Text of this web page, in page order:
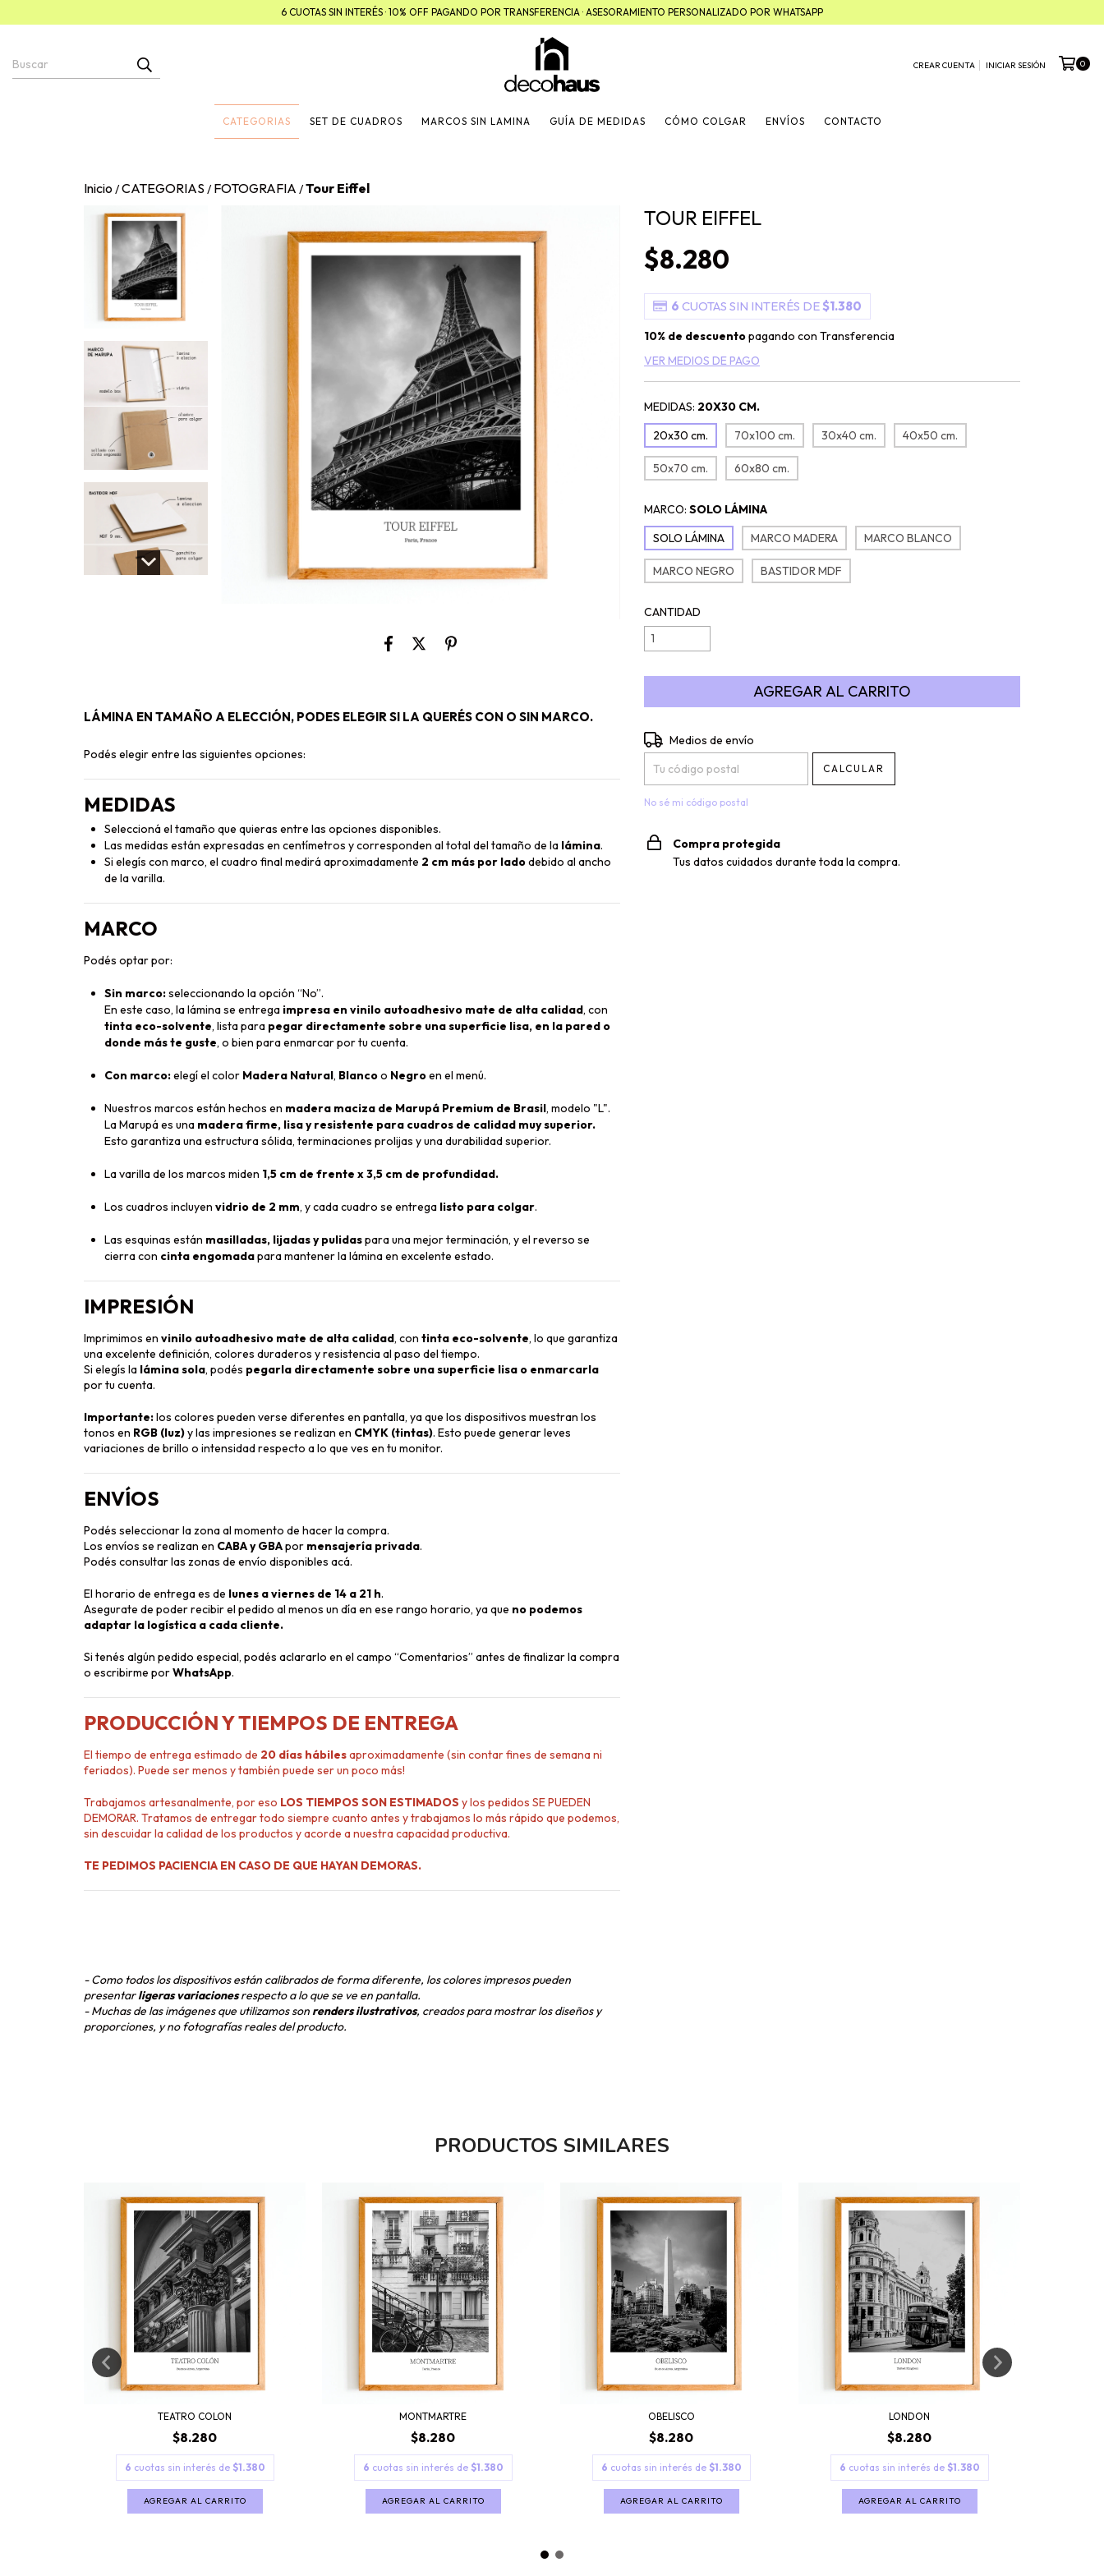
6 CUOTAS SIN INTERÉS · 10% OFF PAGANDO POR TRANSFERENCIA · ASESORAMIENTO PERSONALIZADO POR WHATSAPP
CREAR CUENTA INICIAR SESIÓN 0
CATEGORIAS SET DE CUADROS MARCOS SIN LAMINA GUÍA DE MEDIDAS CÓMO COLGAR ENVÍOS CONTACTO
Inicio /CATEGORIAS / FOTOGRAFIA /Tour Eiffel
LÁMINA EN TAMAÑO A ELECCIÓN, PODES ELEGIR SI LA QUERÉS CON O SIN MARCO.
Podés elegir entre las siguientes opciones:
MEDIDAS
Seleccioná el tamaño que quieras entre las opciones disponibles.
Las medidas están expresadas en centímetros y corresponden al total del tamaño de la lámina.
Si elegís con marco, el cuadro final medirá aproximadamente 2 cm más por ladodebido al ancho
de la varilla.
MARCO
Podés optar por:
Sin marco:seleccionando la opción “No”.
En este caso, la lámina se entrega impresa en vinilo autoadhesivo mate de alta calidad, con
tinta eco-solvente, lista para pegar directamente sobre una superficie lisa, en la pared o
donde más te guste, o bien para enmarcar por tu cuenta.
Con marco:elegí el color Madera Natural, Blancoo Negroen el menú.
Nuestros marcos están hechos en madera maciza de Marupá Premium de Brasil, modelo "L".
La Marupá es una madera firme, lisa y resistente para cuadros de calidad muy superior.
Esto garantiza una estructura sólida, terminaciones prolijas y una durabilidad superior.
La varilla de los marcos miden 1,5 cm de frente x 3,5 cm de profundidad.
Los cuadros incluyen vidrio de 2 mm, y cada cuadro se entrega listo para colgar.
Las esquinas están masilladas, lijadas y pulidaspara una mejor terminación, y el reverso se
cierra con cinta engomadapara mantener la lámina en excelente estado.
IMPRESIÓN
Imprimimos en vinilo autoadhesivo mate de alta calidad, con tinta eco-solvente, lo que garantiza
una excelente definición, colores duraderos y resistencia al paso del tiempo.
Si elegís la lámina sola, podés pegarla directamente sobre una superficie lisa o enmarcarla
por tu cuenta.
Importante:los colores pueden verse diferentes en pantalla, ya que los dispositivos muestran los
tonos en RGB (luz)y las impresiones se realizan en CMYK (tintas). Esto puede generar leves
variaciones de brillo o intensidad respecto a lo que ves en tu monitor.
ENVÍOS
Podés seleccionar la zona al momento de hacer la compra.
Los envíos se realizan en CABA y GBApor mensajería privada.
Podés consultar las zonas de envío disponibles acá.
El horario de entrega es de lunes a viernes de 14 a 21 h.
Asegurate de poder recibir el pedido al menos un día en ese rango horario, ya que no podemos
adaptar la logística a cada cliente.
Si tenés algún pedido especial, podés aclararlo en el campo “Comentarios” antes de finalizar la compra
o escribirme porWhatsApp.
PRODUCCIÓN Y TIEMPOS DE ENTREGA
El tiempo de entrega estimado de 20 días hábilesaproximadamente (sin contar fines de semana ni
feriados). Puede ser menos y también puede ser un poco más!
Trabajamos artesanalmente, por eso LOS TIEMPOS SON ESTIMADOS y los pedidos SE PUEDEN
DEMORAR. Tratamos de entregar todo siempre cuanto antes y trabajamos lo más rápido que podemos,
sin descuidar la calidad de los productos y acorde a nuestra capacidad productiva.
TE PEDIMOS PACIENCIA EN CASO DE QUE HAYAN DEMORAS.
- Como todos los dispositivos están calibrados de forma diferente, los colores impresos pueden
presentarligeras variacionesrespecto a lo que se ve en pantalla.
- Muchas de las imágenes que utilizamos sonrenders ilustrativos, creados para mostrar los diseños y
proporciones, y no fotografías reales del producto.
TOUR EIFFEL
$8.280
6 CUOTAS SIN INTERÉS DE$1.380
10% de descuentopagando con Transferencia
VER MEDIOS DE PAGO
MEDIDAS: 20X30 CM.
20x30 cm.
70x100 cm. 30x40 cm. 40x50 cm.
50x70 cm. 60x80 cm.
MARCO: SOLO LÁMINA
SOLO LÁMINA
MARCO MADERA MARCO BLANCO
MARCO NEGRO BASTIDOR MDF
CANTIDAD
Entregas para el CP:
Medios de envío
CALCULAR
No sé mi código postal
Compra protegida
Tus datos cuidados durante toda la compra.
PRODUCTOS SIMILARES
TEATRO COLON
$8.280
6 cuotas sin interés de $1.380
AGREGAR AL CARRITO
MONTMARTRE
$8.280
6 cuotas sin interés de $1.380
AGREGAR AL CARRITO
OBELISCO
$8.280
6 cuotas sin interés de $1.380
AGREGAR AL CARRITO
LONDON
$8.280
6 cuotas sin interés de $1.380
AGREGAR AL CARRITO